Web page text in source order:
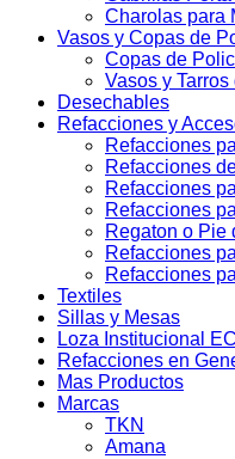
Charolas para
Vasos y Copas de
Copas de
Vasos y
Desechables
Refacciones y
Refacciones
Refacciones
Refacciones
Refacciones
Regaton o Pie
Refacciones
Refacciones
Textiles
Sillas y Mesas
Loza Institucional
Refacciones en
Mas Productos
Marcas
TKN
Amana